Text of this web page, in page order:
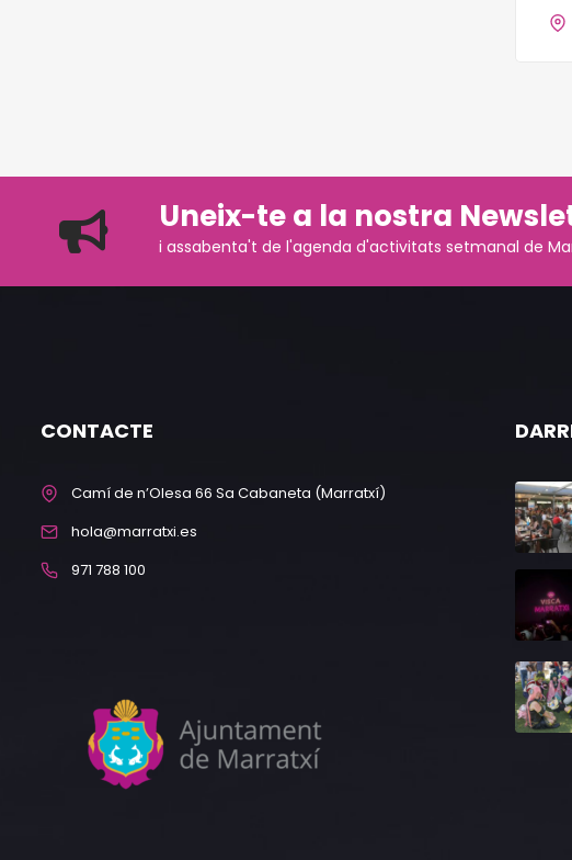
Uneix-te a la nostra
i assabenta't de l'agenda d'activitats setmanal de
CONTACTE
Camí de n’Olesa 66 Sa Cabaneta (Marratxí)
hola@marratxi.es
971 788 100